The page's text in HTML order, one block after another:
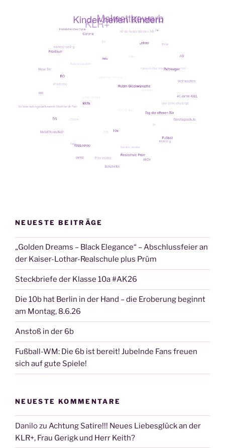
NEUESTE BEITRÄGE
„Golden Dreams – Black Elegance“ – Abschlussfeier an
der Kaiser-Lothar-Realschule plus Prüm
Steckbriefe der Klasse 10a #AK26
Die 10b hat Berlin in der Hand – die Eroberung beginnt
am Montag, 8.6.26
Anstoß in der 6b
Fußball-WM: Die 6b ist bereit! Jubelnde Fans freuen
sich auf gute Spiele!
NEUESTE KOMMENTARE
Danilozu Achtung Satire!!! Neues Liebesglück an der
KLR+, Frau Gerigk und Herr Keith?